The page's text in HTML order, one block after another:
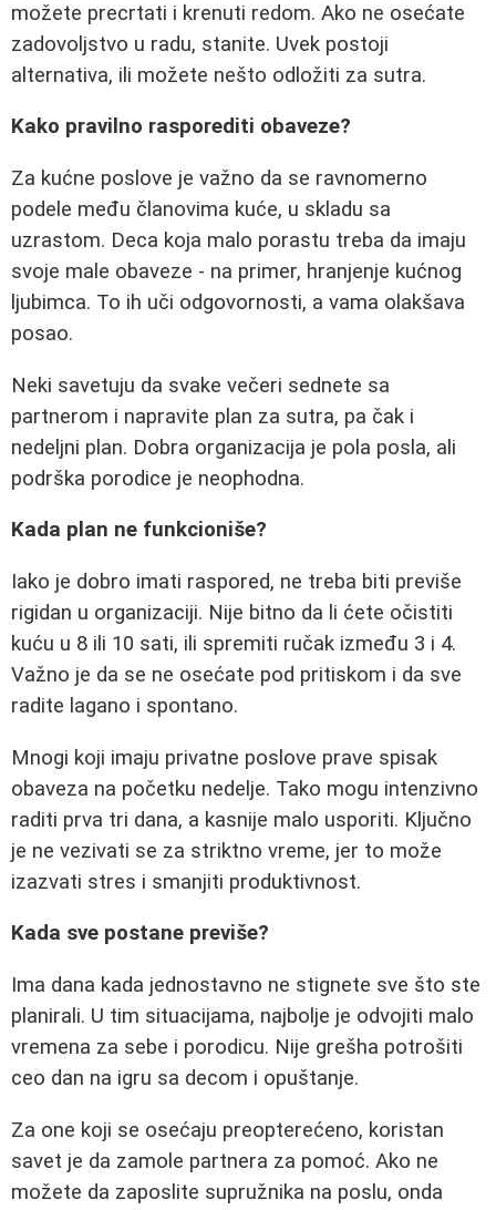
možete precrtati i krenuti redom. Ako ne osećate
zadovoljstvo u radu, stanite. Uvek postoji
alternativa, ili možete nešto odložiti za sutra.
Kako pravilno rasporediti obaveze?
Za kućne poslove je važno da se ravnomerno
podele među članovima kuće, u skladu sa
uzrastom. Deca koja malo porastu treba da imaju
svoje male obaveze - na primer, hranjenje kućnog
ljubimca. To ih uči odgovornosti, a vama olakšava
posao.
Neki savetuju da svake večeri sednete sa
partnerom i napravite plan za sutra, pa čak i
nedeljni plan. Dobra organizacija je pola posla, ali
podrška porodice je neophodna.
Kada plan ne funkcioniše?
Iako je dobro imati raspored, ne treba biti previše
rigidan u organizaciji. Nije bitno da li ćete očistiti
kuću u 8 ili 10 sati, ili spremiti ručak između 3 i 4.
Važno je da se ne osećate pod pritiskom i da sve
radite lagano i spontano.
Mnogi koji imaju privatne poslove prave spisak
obaveza na početku nedelje. Tako mogu intenzivno
raditi prva tri dana, a kasnije malo usporiti. Ključno
je ne vezivati se za striktno vreme, jer to može
izazvati stres i smanjiti produktivnost.
Kada sve postane previše?
Ima dana kada jednostavno ne stignete sve što ste
planirali. U tim situacijama, najbolje je odvojiti malo
vremena za sebe i porodicu. Nije grešha potrošiti
ceo dan na igru sa decom i opuštanje.
Za one koji se osećaju preopterećeno, koristan
savet je da zamole partnera za pomoć. Ako ne
možete da zaposlite supružnika na poslu, onda